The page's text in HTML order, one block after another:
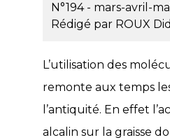
N°194 - mars-avril-
Rédigé par ROUX
L’utilisation des
remonte aux temps
l’antiquité. En effet
alcalin sur la graisse